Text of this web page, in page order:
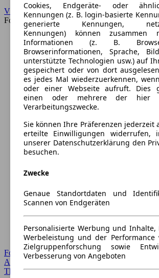
VW
Forum
Forum Startseite
Alle Auto-Foren
Themen-Forum
Cookies, Endgeräte- oder
Kennungen (z. B. login-basierte
generierte Kennungen,
Kennungen) können zusammen
Informationen (z. B.
Browserinformationen, Sprache,
unterstützte Technologien usw.) auf
gespeichert oder von dort
es jedes Mal wiederzuerkennen,
oder einer Webseite aufruft. Dies
einen oder mehrere der hier
Verarbeitungszwecke.
Sie können Ihre Präferenzen jederzeit
erteilte Einwilligungen widerrufen,
unserer Datenschutzerklärung den
besuchen.
Zwecke
Genaue Standortdaten und
Scannen von Endgeräten
Personalisierte Werbung und Inhalte,
Werbeleistung und der Performance
Zielgruppenforschung sowie
Verbesserung von Angeboten